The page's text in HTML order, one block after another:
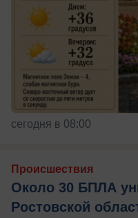
сегодня в 08:00
Происшествия
Около 30 БПЛА
Ростовской